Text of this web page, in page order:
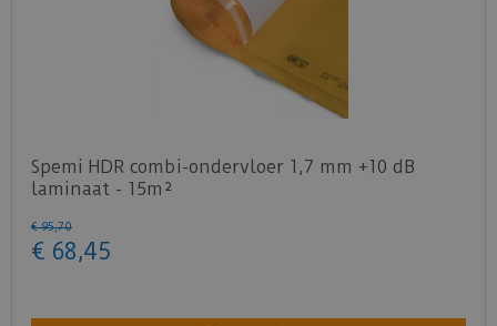
Spemi HDR combi-ondervloer 1,7 mm +10 dB
laminaat - 15m²
€ 95,70
€ 68,45